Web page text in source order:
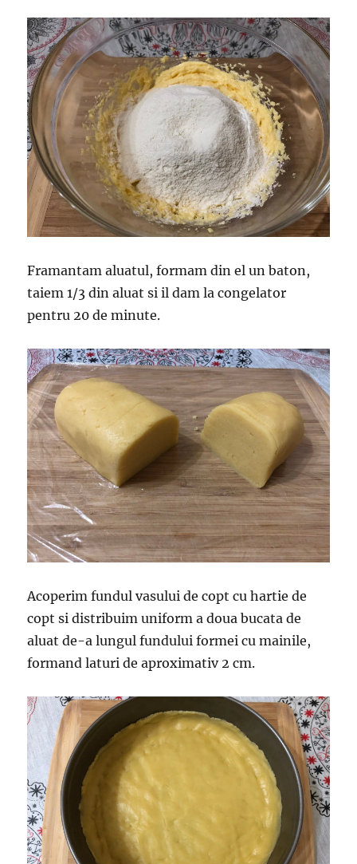
Framantam aluatul, formam din el un baton,
taiem 1/3 din aluat si il dam la congelator
pentru 20 de minute.
Acoperim fundul vasului de copt cu hartie de
copt si distribuim uniform a doua bucata de
aluat de-a lungul fundului formei cu mainile,
formand laturi de aproximativ 2 cm.